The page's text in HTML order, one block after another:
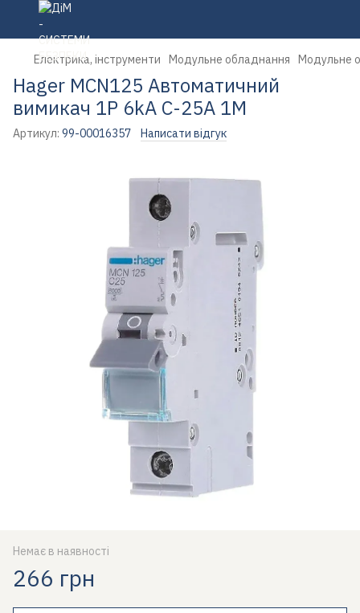
Електрика, інструменти Модульне обладнання Модульне
Hager MCN125 Автоматичний
вимикач 1P 6kA C-25A 1M
Артикул: 99-00016357 Написати відгук
Немає в наявності
266 грн